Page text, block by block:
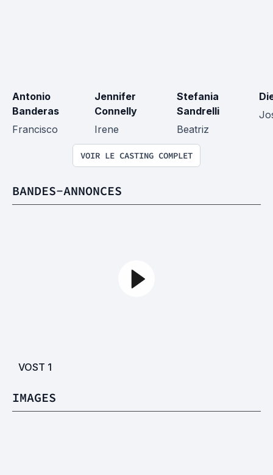
Antonio
Banderas
Francisco
Jennifer
Connelly
Irene
Stefania
Sandrelli
Beatriz
VOIR LE CASTING COMPLET
BANDES-ANNONCES
VOST 1
IMAGES